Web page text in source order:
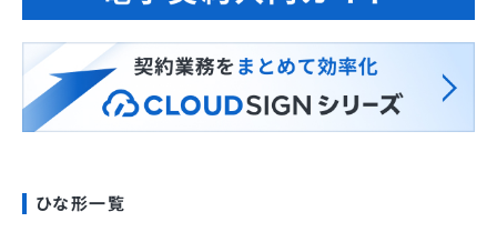
ひな形一覧